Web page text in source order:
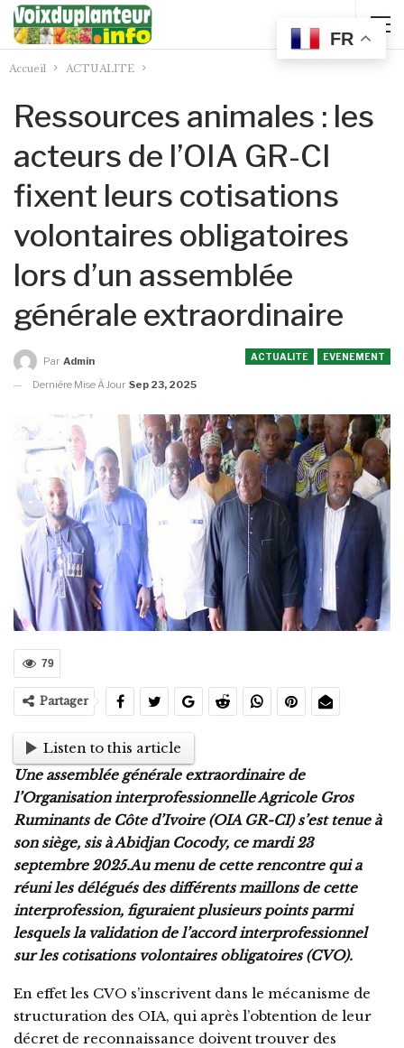
Accueil ACTUALITE
Ressources animales : les
acteurs de l’OIA GR-CI
fixent leurs cotisations
volontaires obligatoires
lors d’un assemblée
générale extraordinaire
ACTUALITE EVENEMENT
Par Admin
Dernière Mise À Jour Sep 23, 2025
79
Partager
Listen to this article
Une assemblée générale extraordinaire de
l’Organisation interprofessionnelle Agricole Gros
Ruminants de Côte d’Ivoire (OIA GR-CI) s’est tenue à
son siège, sis à Abidjan Cocody, ce mardi 23
septembre 2025.Au menu de cette rencontre qui a
réuni les délégués des différents maillons de cette
interprofession, figuraient plusieurs points parmi
lesquels la validation de l’accord interprofessionnel
sur les cotisations volontaires obligatoires (CVO).
En effet les CVO s’inscrivent dans le mécanisme de
structuration des OIA, qui après l’obtention de leur
décret de reconnaissance doivent trouver des
FR